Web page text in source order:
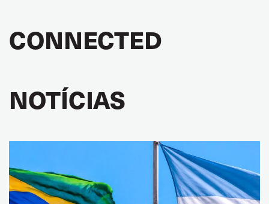
CONNECTED
NOTÍCIAS